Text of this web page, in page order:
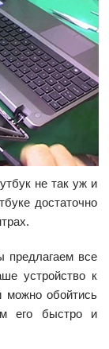
не так уж и
достаточно
предлагаем все
устройство к
можно обойтись
его быстро и